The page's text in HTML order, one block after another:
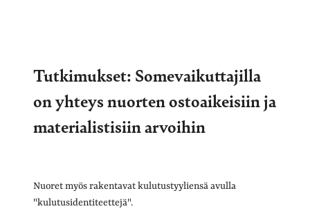
Tutkimukset: Somevaikuttajilla
on yhteys nuorten ostoaikeisiin ja
materialistisiin arvoihin
Nuoret myös rakentavat kulutustyyliensä avulla
"kulutusidentiteettejä".